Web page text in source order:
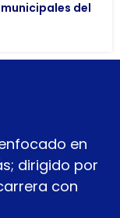
del
en
dirigido por
con